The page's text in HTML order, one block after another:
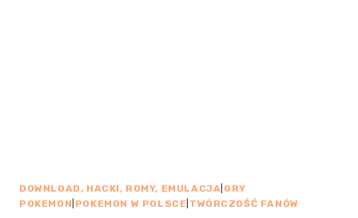
DOWNLOAD, HACKI, ROMY, EMULACJA GRY
POKEMON POKEMON W POLSCE TWÓRCZOŚĆ FANÓW